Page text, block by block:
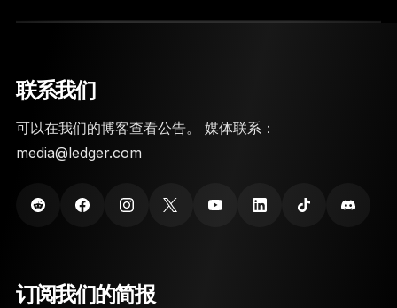
此处
联系我们
可以在我们的博客查看公告。 媒体联系：
media@ledger.com
订阅我们的简报